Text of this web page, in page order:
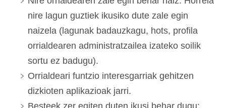
nire lagun guztiek ikusiko dute zale egin
naizela (lagunak badauzkagu, hots, profila
orrialdearen administratzailea izateko soilik
sortu ez badugu).
Orrialdeari funtzio interesgarriak gehitzen
dizkioten aplikazioak jarri.
Besteek zer egiten duten ikusi behar dugu: